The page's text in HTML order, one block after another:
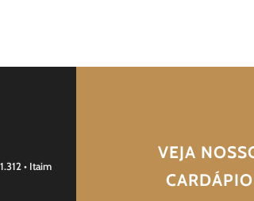
• Itaim
VEJA
CARDÁPIO